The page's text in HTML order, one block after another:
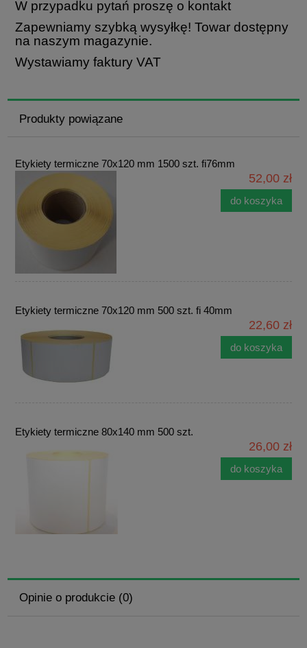
W przypadku pytań proszę o kontakt
Zapewniamy szybką wysyłkę! Towar dostępny
na naszym magazynie.
Wystawiamy faktury VAT
Produkty powiązane
Etykiety termiczne 70x120 mm 1500 szt. fi76mm
52,00 zł
do koszyka
Etykiety termiczne 70x120 mm 500 szt. fi 40mm
22,60 zł
do koszyka
Etykiety termiczne 80x140 mm 500 szt.
26,00 zł
do koszyka
Opinie o produkcie (0)